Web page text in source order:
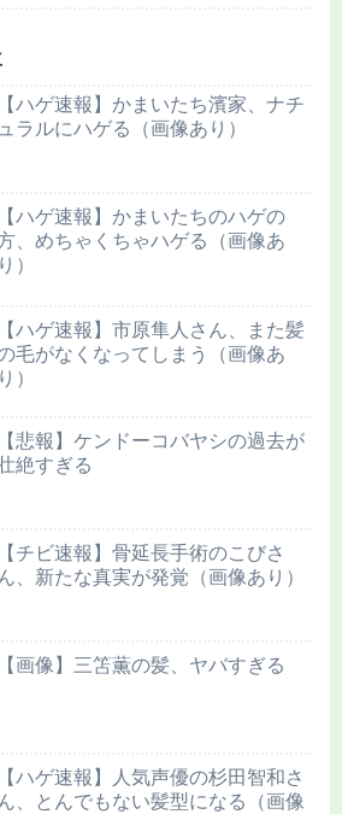
【ハゲ速報】かまいたち濱家、ナチ
ュラルにハゲる（画像あり）
【ハゲ速報】かまいたちのハゲの
、めちゃくちゃハゲる（画像あ
り）
【ハゲ速報】市原隼人さん、また髪
毛がなくなってしまう（画像あ
り）
【悲報】ケンドーコバヤシの過去が
絶すぎる
【チビ速報】骨延長手術のこびさ
ん、新たな真実が発覚（画像あり）
【画像】三笘薫の髪、ヤバすぎる
【ハゲ速報】人気声優の杉田智和さ
ん、とんでもない髪型になる（画像